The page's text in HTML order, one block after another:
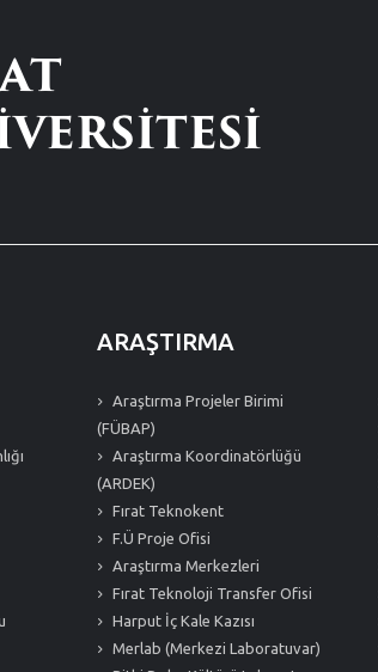
ARAŞTIRMA
Araştırma Projeler Birimi
(FÜBAP)
Araştırma Koordinatörlüğü
(ARDEK)
Fırat Teknokent
F.Ü Proje Ofisi
Araştırma Merkezleri
Fırat Teknoloji Transfer Ofisi
Harput İç Kale Kazısı
Merlab (Merkezi Laboratuvar)